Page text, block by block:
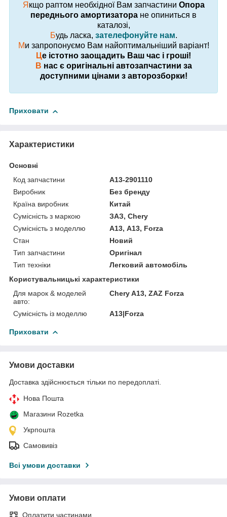
Я кщо раптом необхідної Вам запчастини Опора
переднього амортизатора не опиниться в
каталозі,
Будь ласка, зателефонуйте нам.
Ми запропонуємо Вам найоптимальніший варіант!
Це істотно заощадить Ваш час і гроші!
В нас є оригінальні автозапчастини за
доступними цінами з авторозборки!
Приховати
Характеристики
Основні
Код запчастини
A13-2901110
Виробник
Без бренду
Країна виробник
Китай
Сумісність з маркою
ЗАЗ, Chery
Сумісність з моделлю
А13, A13, Forza
Стан
Новий
Тип запчастини
Оригінал
Тип техніки
Легковий автомобіль
Користувальницькі характеристики
Для марок & моделей
авто:
Chery A13, ZAZ Forza
Сумісність із моделлю A13|Forza
Приховати
Умови доставки
Доставка здійснюється тільки по передоплаті.
Нова Пошта
Магазини Rozetka
Укрпошта
Самовивіз
Всі умови доставки
Умови оплати
Оплатити частинами